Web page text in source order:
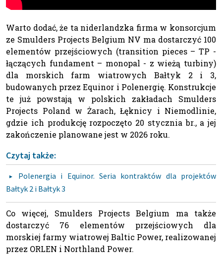
Warto dodać, że ta niderlandzka firma w konsorcjum
ze Smulders Projects Belgium NV ma dostarczyć 100
elementów przejściowych (transition pieces – TP -
łączących fundament – monopal - z wieżą turbiny)
dla morskich farm wiatrowych Bałtyk 2 i 3,
budowanych przez Equinor i Polenergię. Konstrukcje
te już powstają w polskich zakładach Smulders
Projects Poland w Żarach, Łęknicy i Niemodlinie,
gdzie ich produkcję rozpoczęto 20 stycznia br., a jej
zakończenie planowane jest w 2026 roku.
Czytaj także:
Polenergia i Equinor. Seria kontraktów dla projektów
Bałtyk 2 i Bałtyk 3
Co więcej, Smulders Projects Belgium ma także
dostarczyć 76 elementów przejściowych dla
morskiej farmy wiatrowej Baltic Power, realizowanej
przez ORLEN i Northland Power.